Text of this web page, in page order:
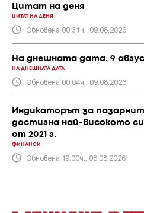
Цитат на деня
ЦИТАТ НА ДЕНЯ
Обновена 00:31ч., 09.08.2026
На днешната дата, 9
НА ДНЕШНАТА ДАТА
Обновена 00:04ч., 09.08.2026
Индикаторът за
достигна най-високото
от 2021 г.
ФИНАНСИ
Обновена 19:00ч., 08.08.2026